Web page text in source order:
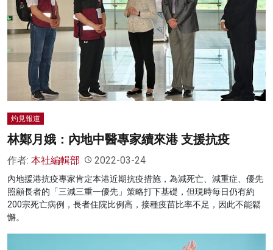
灼見報道
林鄭月娥：內地中醫專家續來港 支援抗疫
作者: 本社編輯部 2022-03-24
內地援港抗疫專家肯定本港近期抗疫措施，為減死亡、減重症、優先
照顧長者的「三減三重一優先」策略打下基礎，但現時每日仍有約
200宗死亡病例，長者住院比例高，接種疫苗比率不足，因此不能鬆
懈。